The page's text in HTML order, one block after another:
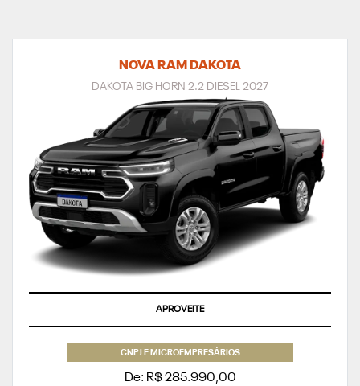
NOVA RAM DAKOTA
DAKOTA BIG HORN 2.2 DIESEL 2027
APROVEITE
CNPJ E MICROEMPRESÁRIOS
De: R$ 285.990,00